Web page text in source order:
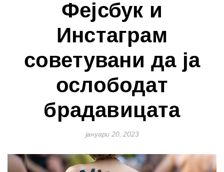
Фејсбук и
Инстаграм
советувани да ја
ослободат
брадавицата
јануари 20, 2023